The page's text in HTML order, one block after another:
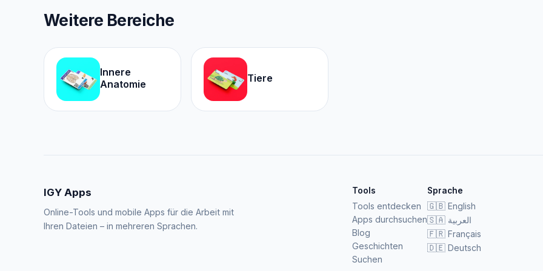
Weitere Bereiche
Innere
Anatomie
Tiere
IGY Apps
Online-Tools und mobile Apps für die Arbeit mit
Ihren Dateien – in mehreren Sprachen.
Tools
Tools entdecken
Apps durchsuchen
Blog
Geschichten
Suchen
Sprache
🇬🇧 English
🇸🇦 العربية
🇫🇷 Français
🇩🇪 Deutsch